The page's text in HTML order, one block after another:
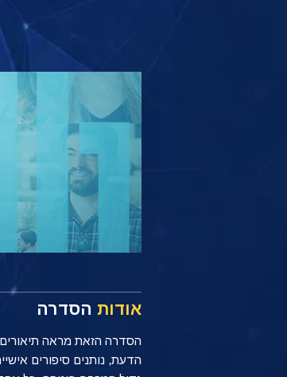
אודות הסדרה
הסדרה הזאת מראה תיאורים
הדעת, נותנים סיפורים